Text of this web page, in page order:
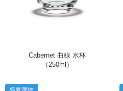
Cabernet 曲線 水杯
（250ml）